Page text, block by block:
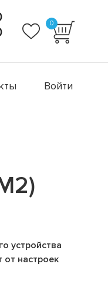
0
Войти
устройства
от настроек